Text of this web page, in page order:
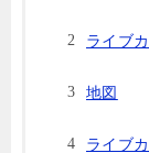
ライブ
地図
ライブ